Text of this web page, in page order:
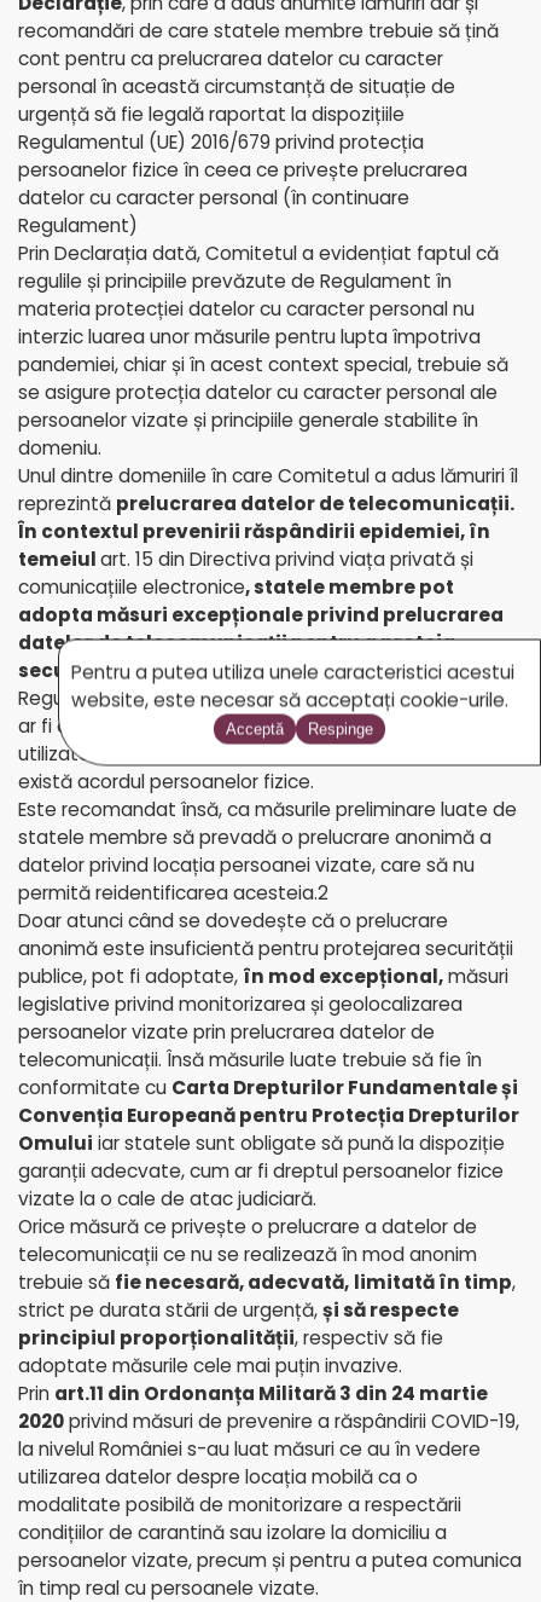
recomandări de care statele membre trebuie să țină
cont pentru ca prelucrarea datelor cu caracter
personal în această circumstanță de situație de
urgență să fie legală raportat la dispozițiile
Regulamentul (UE) 2016/679 privind protecția
persoanelor fizice în ceea ce privește prelucrarea
datelor cu caracter personal (în continuare
Regulament)
Prin Declarația dată, Comitetul a evidențiat faptul că
regulile și principiile prevăzute de Regulament în
materia protecției datelor cu caracter personal nu
interzic luarea unor măsurile pentru lupta împotriva
pandemiei, chiar și în acest context special, trebuie să
se asigure protecția datelor cu caracter personal ale
persoanelor vizate și principiile generale stabilite în
domeniu.
Unul dintre domeniile în care Comitetul a adus lămuriri îl
reprezintă prelucrarea datelor de telecomunicații.
În contextul prevenirii răspândirii epidemiei, în
temeiulart. 15 din Directiva privind viața privată și
comunicațiile electronice, statele membre pot
adopta măsuri excepționale privind prelucrarea
datelor de telecomunicații pentru a proteja
securitatea publicăchiar dacă regula stabilită de
Regulamentul este că datele de telecomunicații (cum
ar fi date le privind locația persoanei vizate) pot fi
utilizate numai dacă sunt făcute anonime sau dacă
există acordul persoanelor fizice.
Este recomandat însă, ca măsurile preliminare luate de
statele membre să prevadă o prelucrare anonimă a
datelor privind locația persoanei vizate, care să nu
permită reidentificarea acesteia.2
Doar atunci când se dovedește că o prelucrare
anonimă este insuficientă pentru protejarea securității
publice, pot fi adoptate, în mod excepțional,măsuri
legislative privind monitorizarea și geolocalizarea
persoanelor vizate prin prelucrarea datelor de
telecomunicații. Însă măsurile luate trebuie să fie în
conformitate cu Carta Drepturilor Fundamentale și
Convenția Europeană pentru Protecția Drepturilor
Omului iar statele sunt obligate să pună la dispoziție
garanții adecvate, cum ar fi dreptul persoanelor fizice
vizate la o cale de atac judiciară.
Orice măsură ce privește o prelucrare a datelor de
telecomunicații ce nu se realizează în mod anonim
trebuie să fie necesară, adecvată, limitată în timp,
strict pe durata stării de urgență,și să respecte
principiul proporționalității, respectiv să fie
adoptate măsurile cele mai puțin invazive.
Prin art.11 din Ordonanța Militară 3 din 24 martie
2020privind măsuri de prevenire a răspândirii COVID-19,
la nivelul României s-au luat măsuri ce au în vedere
utilizarea datelor despre locația mobilă ca o
modalitate posibilă de monitorizare a respectării
condițiilor de carantină sau izolare la domiciliu a
persoanelor vizate, precum și pentru a putea comunica
în timp real cu persoanele vizate.
Pentru a putea utiliza unele caracteristici acestui
website, este necesar să acceptați cookie-urile.
Acceptă Respinge